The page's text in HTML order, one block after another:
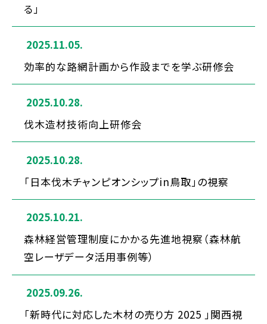
る」
2025.11.05.
効率的な路網計画から作設までを学ぶ研修会
2025.10.28.
伐木造材技術向上研修会
2025.10.28.
「日本伐木チャンピオンシップin鳥取」の視察
2025.10.21.
森林経営管理制度にかかる先進地視察（森林航
空レーザデータ活用事例等）
2025.09.26.
「新時代に対応した木材の売り方 2025 」関西視